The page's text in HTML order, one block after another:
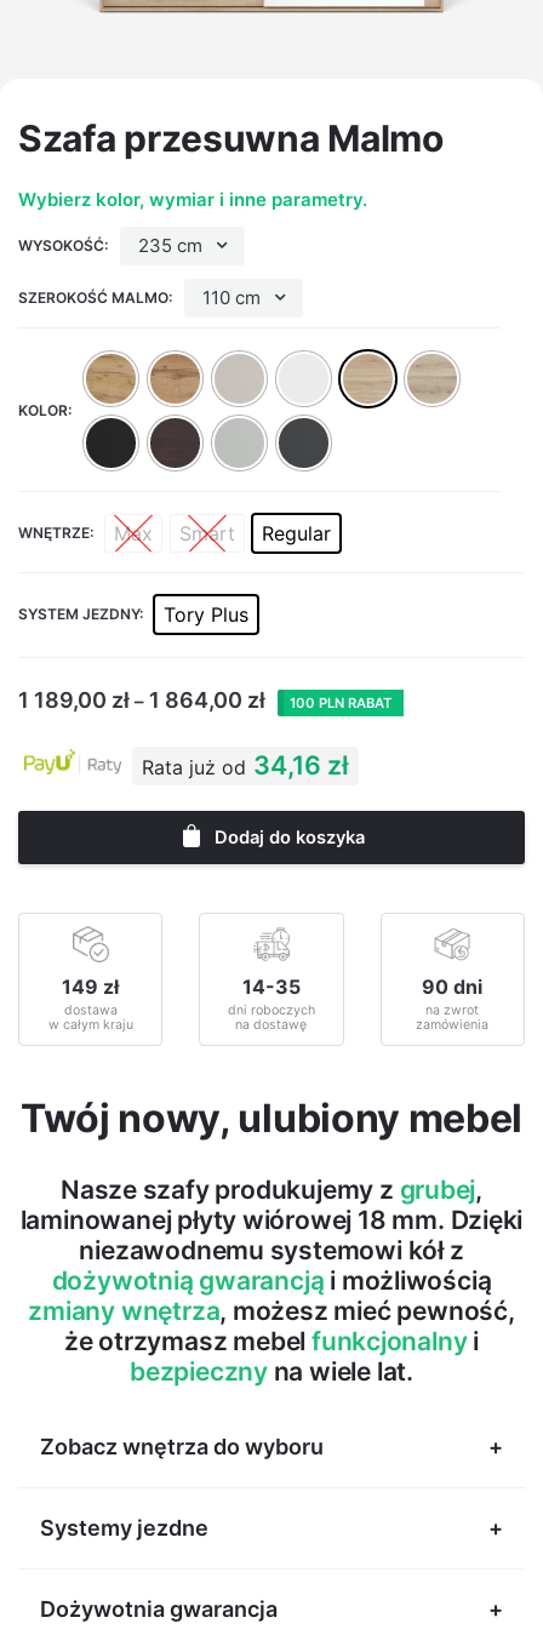
Szafa przesuwna Malmo
Wybierz kolor, wymiar i inne parametry.
WYSOKOŚĆ: 235 cm
SZEROKOŚĆ MALMO: 110 cm
KOLOR:
WNĘTRZE: Max Smart Regular
SYSTEM JEZDNY: Tory Plus
1 189,00 zł – 1 864,00 zł 100 PLN RABAT
Rata już od 34,16 zł
Dodaj do koszyka
149 zł
dostawa
w całym kraju
14-35
dni roboczych
na dostawę
90 dni
na zwrot
zamówienia
Twój nowy, ulubiony mebel
Nasze szafy produkujemy z grubej,
laminowanej płyty wiórowej 18 mm. Dzięki
niezawodnemu systemowi kół z
dożywotnią gwarancją i możliwością
zmiany wnętrza, możesz mieć pewność,
że otrzymasz mebel funkcjonalny i
bezpieczny na wiele lat.
Zobacz wnętrza do wyboru
Systemy jezdne
Systemy do zadań specjalnych.
Dożywotnia gwarancja